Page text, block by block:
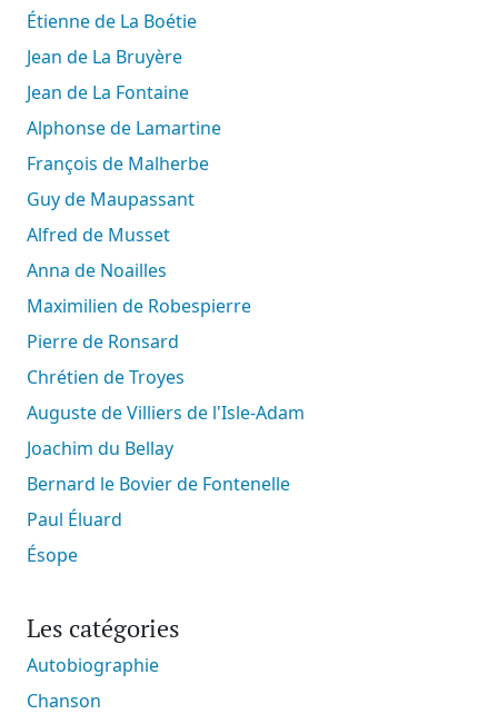
Étienne de La Boétie
Jean de La Bruyère
Jean de La Fontaine
Alphonse de Lamartine
François de Malherbe
Guy de Maupassant
Alfred de Musset
Anna de Noailles
Maximilien de Robespierre
Pierre de Ronsard
Chrétien de Troyes
Auguste de Villiers de l'Isle-Adam
Joachim du Bellay
Bernard le Bovier de Fontenelle
Paul Éluard
Ésope
Les catégories
Autobiographie
Chanson